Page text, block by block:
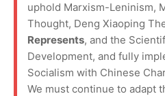
uphold Marxism-Leninism,
Thought, Deng Xiaoping
Represents, and the
Development, and fully
Socialism with Chinese
We must continue to adapt